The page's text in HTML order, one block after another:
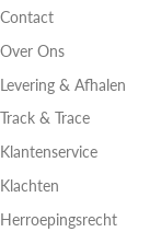
Contact
Over Ons
Levering & Afhalen
Track & Trace
Klantenservice
Klachten
Herroepingsrecht